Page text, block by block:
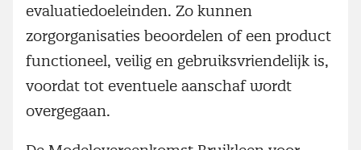
evaluatiedoeleinden. Zo kunnen
zorgorganisaties beoordelen of een product
functioneel, veilig en gebruiksvriendelijk is,
voordat tot eventuele aanschaf wordt
overgegaan.